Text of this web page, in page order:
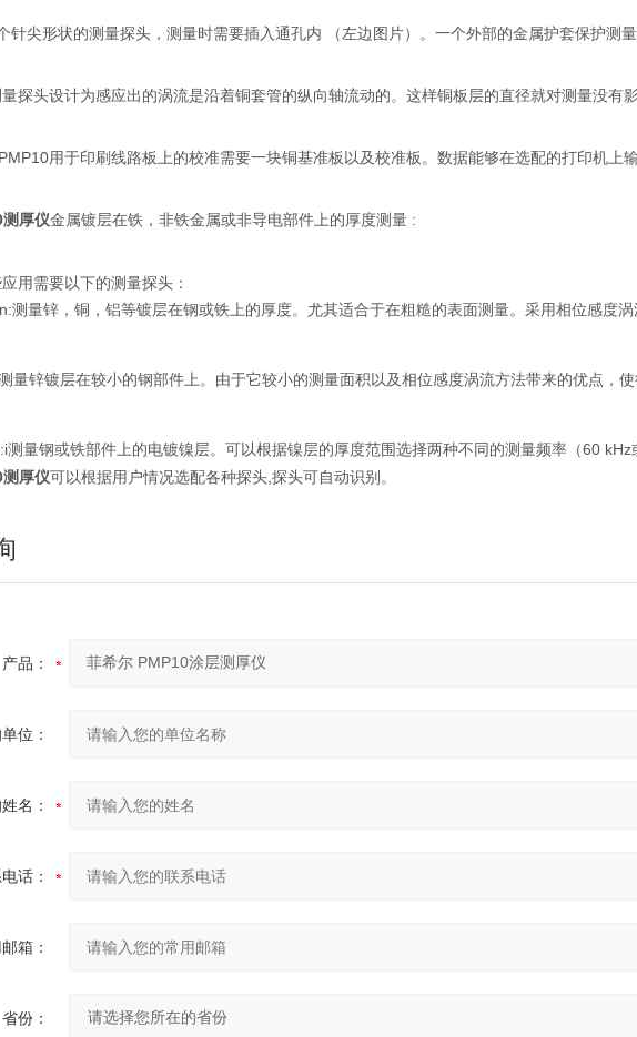
针尖形状的测量探头，测量时需要插入通孔内 （左边图片）。一个外部的金属护套保护测
探头设计为感应出的涡流是沿着铜套管的纵向轴流动的。这样铜板层的直径就对测量没有
用于印刷线路板上的校准需要一块铜基准板以及校准板。数据能够在选配的打印机上
测厚仪金属镀层在铁，非铁金属或非导电部件上的厚度测量 :
用需要以下的测量探头：
测量锌，铜，铝等镀层在钢或铁上的厚度。尤其适合于在粗糙的表面测量。采用相位感度
量锌镀层在较小的钢部件上。由于它较小的测量面积以及相位感度涡流方法带来的优点，
测量钢或铁部件上的电镀镍层。可以根据镍层的厚度范围选择两种不同的测量频率（60 kHz
测厚仪可以根据用户情况选配各种探头,探头可自动识别。
产品：
位：
名：
话：
箱：
省份：